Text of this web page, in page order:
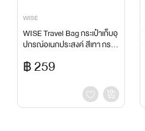
WISE
WISE Travel Bag กระเป๋าเก็บอุ
ปกรณ์อเนกประสงค์ สีเทา กระเ
รอย กันกระแทก กันน้ำ
฿ 259